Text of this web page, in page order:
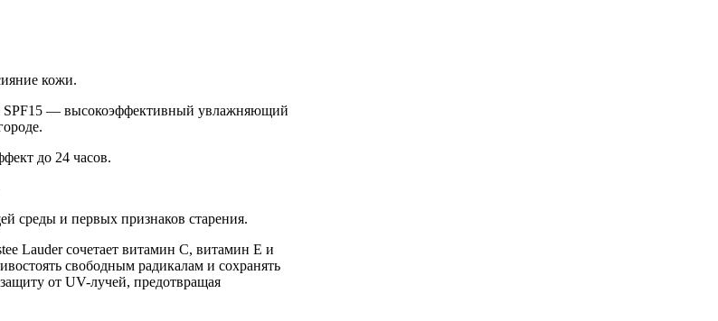
кожи.
SPF15 — высокоэффективный увлажняющий
до 24 часов.
среды и первых признаков старения.
Lauder сочетает витамин C, витамин E и
свободным радикалам и сохранять
от UV-лучей, предотвращая